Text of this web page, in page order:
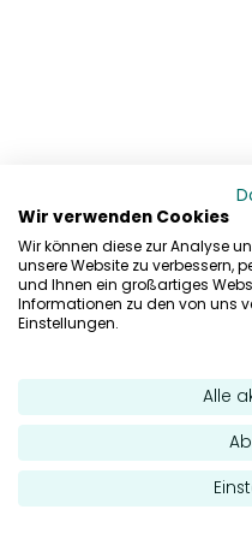
Wir verwenden Cookies
Wir können diese zur Analyse
unsere Website zu verbessern,
und Ihnen ein großartiges
Informationen zu den von uns
Einstellungen.
Alle